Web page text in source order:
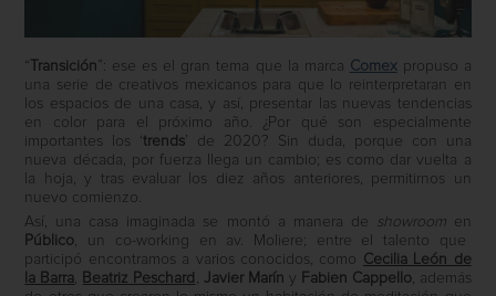
“ Transición ”: ese es el gran tema que la marca Comexpropuso a
una serie de creativos mexicanos para que lo reinterpretaran en
los espacios de una casa, y así, presentar las nuevas tendencias
en color para el próximo año. ¿Por qué son especialmente
importantes los ‘trends ’ de 2020? Sin duda, porque con una
nueva década, por fuerza llega un cambio; es como dar vuelta a
la hoja, y tras evaluar los diez años anteriores, permitirnos un
nuevo comienzo.
Así, una casa imaginada se montó a manera de
showroomen
Público, un co-working en av. Moliere; entre el talento que
participó encontramos a varios conocidos, como Cecilia León de
la Barra, Beatriz Peschard , Javier Marín y Fabien Cappello, además